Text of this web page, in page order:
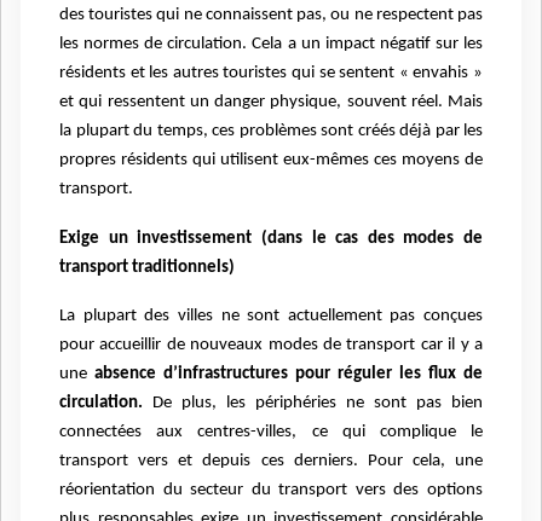
des touristes qui ne connaissent pas, ou ne respectent pas
les normes de circulation. Cela a un impact négatif sur les
résidents et les autres touristes qui se sentent « envahis »
et qui ressentent un danger physique, souvent réel. Mais
la plupart du temps, ces problèmes sont créés déjà par les
propres résidents qui utilisent eux-mêmes ces moyens de
transport.
Exige un investissement (dans le cas des modes de
transport traditionnels)
La plupart des villes ne sont actuellement pas conçues
pour accueillir de nouveaux modes de transport car il y a
une absence d’infrastructures pour réguler les flux de
circulation. De plus, les périphéries ne sont pas bien
connectées aux centres-villes, ce qui complique le
transport vers et depuis ces derniers. Pour cela, une
réorientation du secteur du transport vers des options